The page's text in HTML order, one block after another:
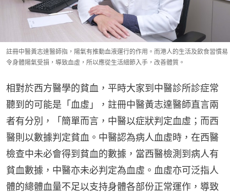
註冊中醫黃志達醫師指，陽氣有推動血液運行的作用。而港人的生活及飲食習慣易
令身體陽氣受損，導致血虛，所以應從生活細節入手，改善體質。
相對於西方醫學的貧血，平時大家到中醫診所診症常
聽到的可能是「血虛」，註冊中醫黃志達醫師直言兩
者有分別，「簡單而言，中醫以症狀判定血虛；而西
醫則以數據判定貧血。中醫認為病人血虛時，在西醫
檢查中未必會得到貧血的數據，當西醫檢測到病人有
貧血數據，中醫亦未必判定為血虛。血虛亦可泛指人
體的總體血量不足以支持身體各部份正常運作，導致